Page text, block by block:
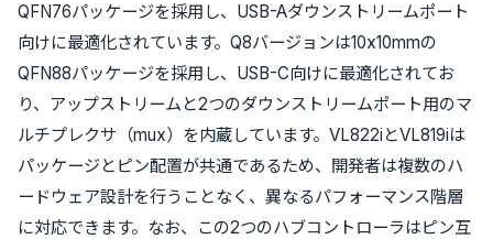
QFN76パッケージを採用し、USB-Aダウンストリームポート
向けに最適化されています。Q8バージョンは10x10mmの
QFN88パッケージを採用し、USB-C向けに最適化されてお
り、アップストリームと2つのダウンストリームポート用のマ
ルチプレクサ（mux）を内蔵しています。VL822iとVL819iは
パッケージとピン配置が共通であるため、開発者は複数のハ
ードウェア設計を行うことなく、異なるパフォーマンス階層
に対応できます。なお、この2つのハブコントローラはピン互